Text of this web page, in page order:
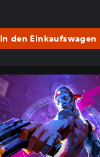
In den Einkaufswagen